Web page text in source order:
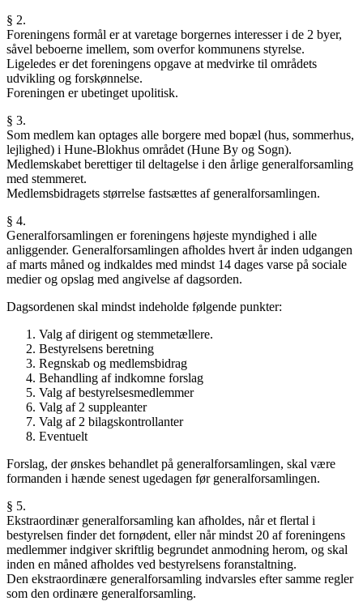
§ 2.
Foreningens formål er at varetage borgernes interesser i de 2 byer,
såvel beboerne imellem, som overfor kommunens styrelse.
Ligeledes er det foreningens opgave at medvirke til områdets
udvikling og forskønnelse.
Foreningen er ubetinget upolitisk.
§ 3.
Som medlem kan optages alle borgere med bopæl (hus, sommerhus,
lejlighed) i Hune-Blokhus området (Hune By og Sogn).
Medlemskabet berettiger til deltagelse i den årlige generalforsamling
med stemmeret.
Medlemsbidragets størrelse fastsættes af generalforsamlingen.
§ 4.
Generalforsamlingen er foreningens højeste myndighed i alle
anliggender. Generalforsamlingen afholdes hvert år inden udgangen
af marts måned og indkaldes med mindst 14 dages varse på sociale
medier og opslag med angivelse af dagsorden.
Dagsordenen skal mindst indeholde følgende punkter:
Valg af dirigent og stemmetællere.
Bestyrelsens beretning
Regnskab og medlemsbidrag
Behandling af indkomne forslag
Valg af bestyrelsesmedlemmer
Valg af 2 suppleanter
Valg af 2 bilagskontrollanter
Eventuelt
Forslag, der ønskes behandlet på generalforsamlingen, skal være
formanden i hænde senest ugedagen før generalforsamlingen.
§ 5.
Ekstraordinær generalforsamling kan afholdes, når et flertal i
bestyrelsen finder det fornødent, eller når mindst 20 af foreningens
medlemmer indgiver skriftlig begrundet anmodning herom, og skal
inden en måned afholdes ved bestyrelsens foranstaltning.
Den ekstraordinære generalforsamling indvarsles efter samme regler
som den ordinære generalforsamling.